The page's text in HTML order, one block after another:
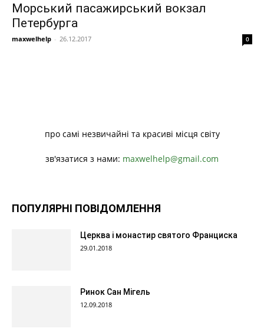
Морський пасажирський вокзал
Петербурга
maxwelhelp - 26.12.2017 0
про самі незвичайні та красиві місця світу
зв'язатися з нами: maxwelhelp@gmail.com
ПОПУЛЯРНІ ПОВІДОМЛЕННЯ
Церква і монастир святого Франциска
29.01.2018
Ринок Сан Мігель
12.09.2018